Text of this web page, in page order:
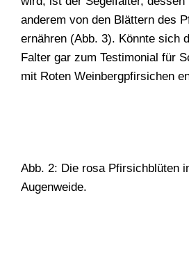
anderem von den ­Blättern des
ernähren (Abb. 3). Könnte sich
Falter gar zum Testimonial für
mit Roten Weinbergpfirsichen
Abb. 2: Die rosa Pfirsichblüten
Augenweide.